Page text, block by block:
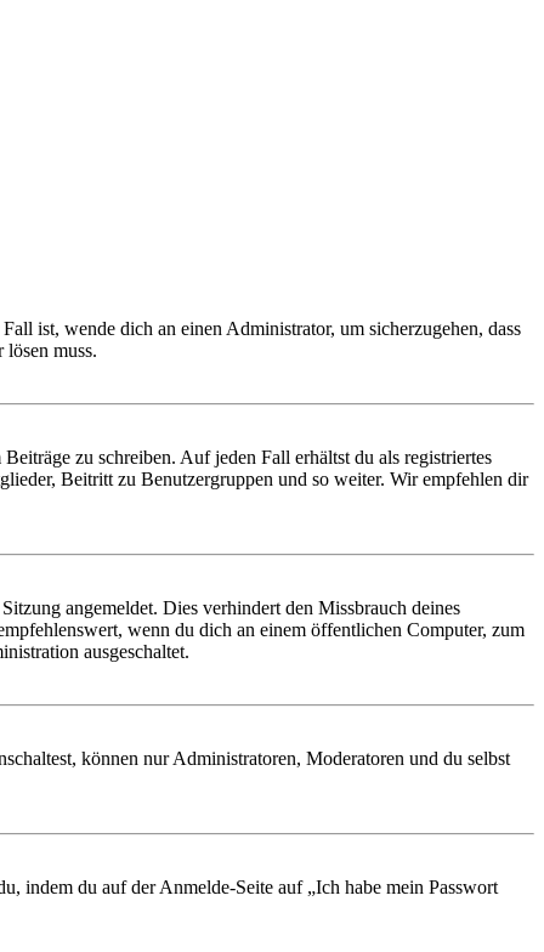
ist, wende dich an einen Administrator, um sicherzugehen, dass
muss.
zu schreiben. Auf jeden Fall erhältst du als registriertes
Beitritt zu Benutzergruppen und so weiter. Wir empfehlen dir
angemeldet. Dies verhindert den Missbrauch deines
wenn du dich an einem öffentlichen Computer, zum
ausgeschaltet.
können nur Administratoren, Moderatoren und du selbst
indem du auf der Anmelde-Seite auf „Ich habe mein Passwort